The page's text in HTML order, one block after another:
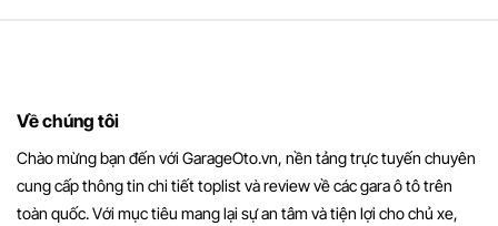
Về chúng tôi
Chào mừng bạn đến với GarageOto.vn, nền tảng trực tuyến chuyên
cung cấp thông tin chi tiết toplist và review về các gara ô tô trên
toàn quốc. Với mục tiêu mang lại sự an tâm và tiện lợi cho chủ xe,